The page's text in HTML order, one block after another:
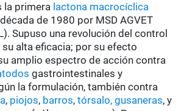
la primera lactona macrocíclica
de 1980 por MSD AGVET
Supuso una revolución del control
alta eficacia; por su efecto
amplio espectro de acción contra
gastrointestinales y
la formulación, también contra
, piojos, barros,tórsalo,gusaneras, y